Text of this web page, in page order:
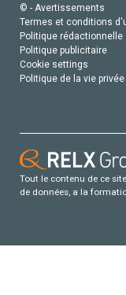
© - Avertissements
Termes et conditions
Politique rédactionnelle
Politique publicitaire
Cookie settings
Politique de la vie privée
Tout le contenu de ce
de données, a la